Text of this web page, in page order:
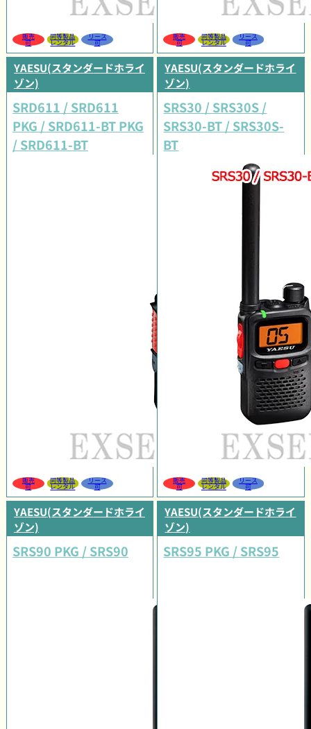
販売
可
同等製品
レンタル
リース
可
販売
可
同等製品
レンタル
リース
可
YAESU(スタンダードホライ
ゾン)
SRD611 / SRD611
PKG / SRD611-BT PKG
/ SRD611-BT
販売
可
同等製品
レンタル
リース
可
YAESU(スタンダードホライ
ゾン)
SRS30 / SRS30S /
SRS30-BT / SRS30S-
BT
販売
可
同等製品
レンタル
リース
可
YAESU(スタンダードホライ
ゾン)
SRS90 PKG / SRS90
YAESU(スタンダードホライ
ゾン)
SRS95 PKG / SRS95